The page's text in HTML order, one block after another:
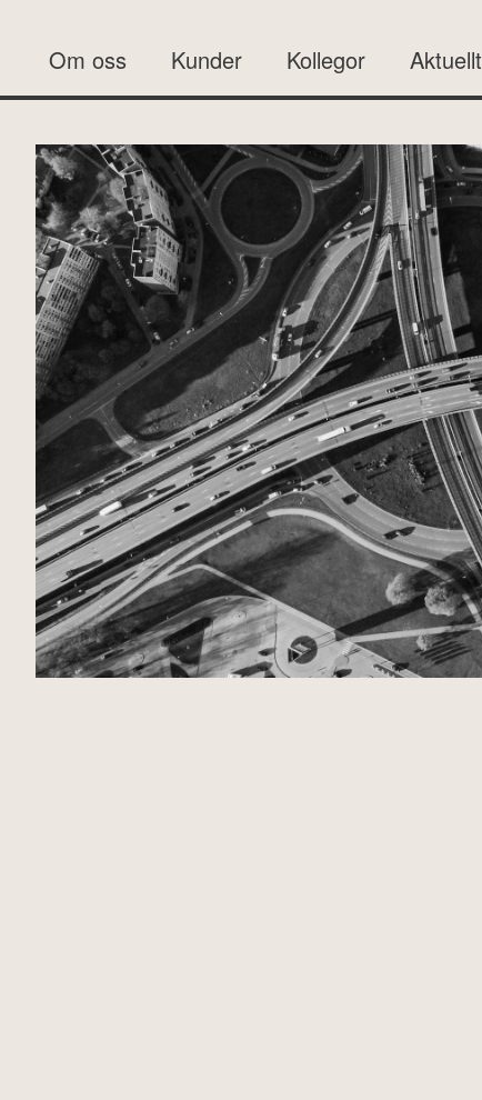
Om oss Kunder Kollegor Aktuellt